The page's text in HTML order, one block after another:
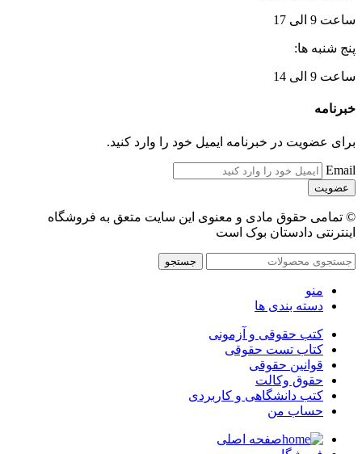
ساعت 9 الی 17
پنج شنبه ها:
ساعت 9 الی 14
خبرنامه
برای عضویت در خبرنامه ایمیل خود را وارد کنید.
Email
© تمامی حقوق مادی و معنوی این سایت متعق به فروشگاه
اینترنتی دادستان بوک است
جستجو
منو
دسته بندی ها
کتب حقوقی و آزمونی
کتاب تست حقوقی
قوانین حقوقی
حقوق وکالت
کتب دانشگاهی و کاربردی
حساب من
صفحه اصلی